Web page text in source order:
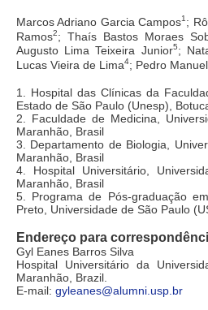
Marcos Adriano Garcia Campos1 ;
Ramos2; Thaís Bastos Moraes
Augusto Lima Teixeira Junior5;
Lucas Vieira de Lima4; Pedro
1. Hospital das Clínicas da
Estado de São Paulo (Unesp),
2. Faculdade de Medicina,
Maranhão, Brasil
3. Departamento de Biologia,
Maranhão, Brasil
4. Hospital Universitário,
Maranhão, Brasil
5. Programa de Pós-graduação
Preto, Universidade de São Paulo
Endereço para
Gyl Eanes Barros Silva
Hospital Universitário da
Maranhão, Brazil.
E-mail: gyleanes@alumni.usp.br